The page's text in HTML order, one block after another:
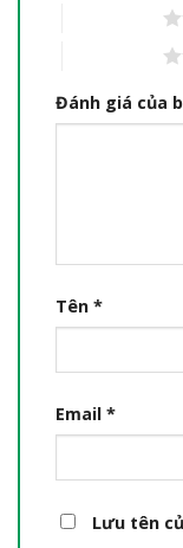
Đánh giá của
Tên *
Email *
Lưu tên